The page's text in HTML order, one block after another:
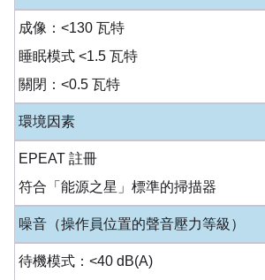
成像：<130 瓦特
睡眠模式 <1.5 瓦特
關閉：<0.5 瓦特
環境因素
EPEAT 註冊
符合「能源之星」標準的掃描器
噪音（操作員位置的聲音壓力等級）
待機模式：<40 dB(A)